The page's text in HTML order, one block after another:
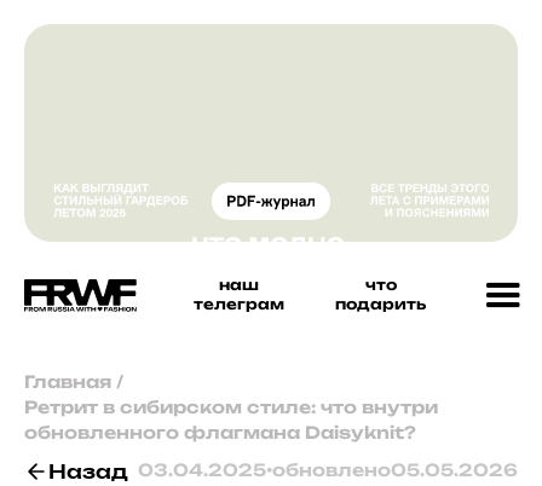
наш
телеграм
что
подарить
Главная /
Ретрит в сибирском стиле: что внутри
обновленного флагмана Daisyknit?
Назад 03.04.2025•обновлено05.05.2026